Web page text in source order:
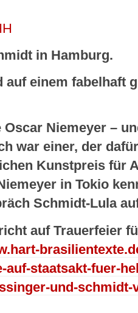
in Hamburg.
auf einem fabelhaft
Niemeyer –
war einer, der
Kunstpreis für
in Tokio
Schmidt-Lula
auf Trauerfeier
auf-staatsakt-fuer-
und-schmidt-